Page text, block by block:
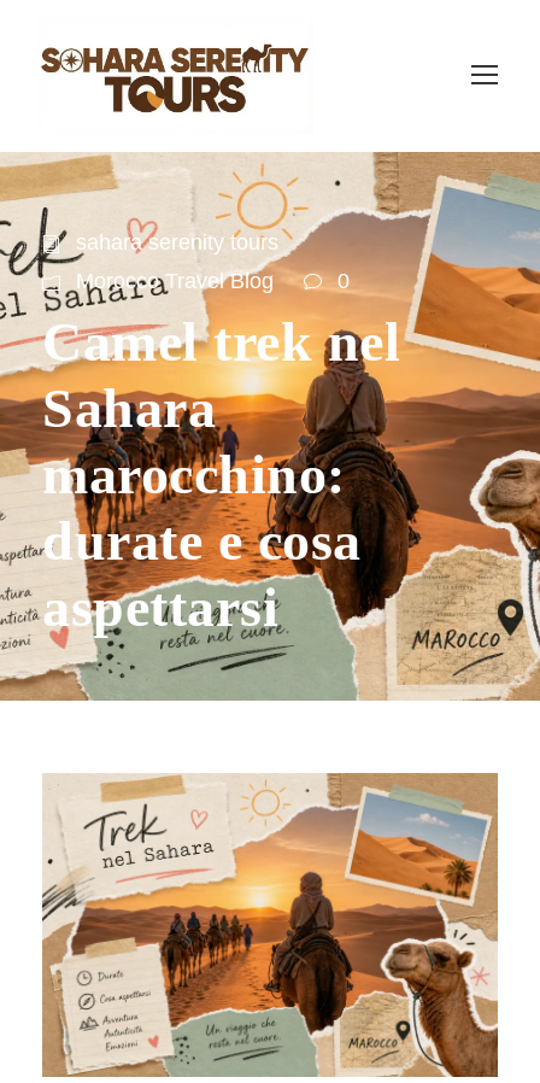
sahara serenity tours
Morocco Travel Blog
0
Camel trek nel
Sahara
marocchino:
durate e cosa
aspettarsi